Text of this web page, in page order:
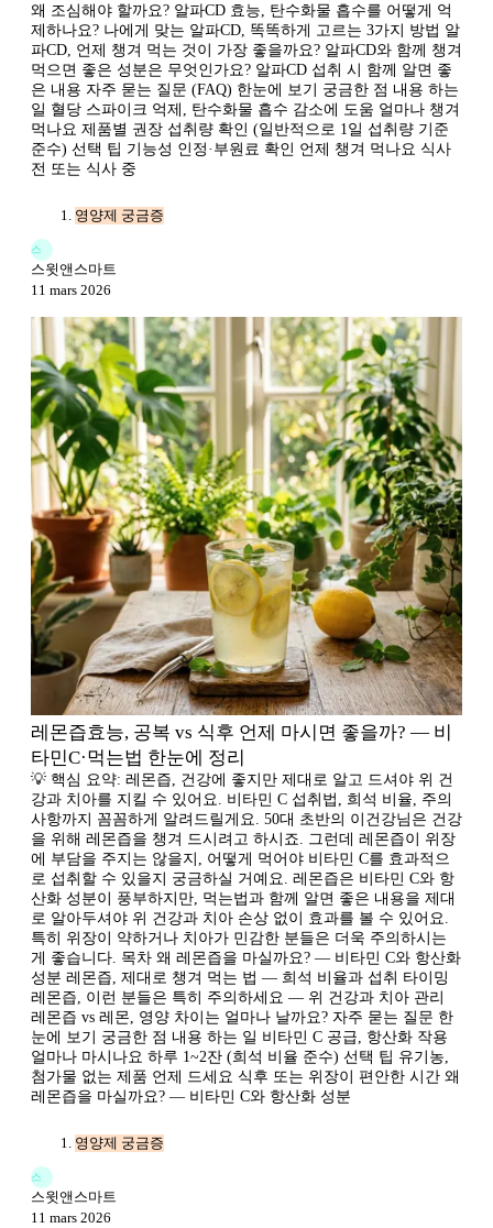
왜 조심해야 할까요? 알파CD 효능, 탄수화물 흡수를 어떻게 억
제하나요? 나에게 맞는 알파CD, 똑똑하게 고르는 3가지 방법 알
파CD, 언제 챙겨 먹는 것이 가장 좋을까요? 알파CD와 함께 챙겨
먹으면 좋은 성분은 무엇인가요? 알파CD 섭취 시 함께 알면 좋
은 내용 자주 묻는 질문 (FAQ) 한눈에 보기 궁금한 점 내용 하는
일 혈당 스파이크 억제, 탄수화물 흡수 감소에 도움 얼마나 챙겨
먹나요 제품별 권장 섭취량 확인 (일반적으로 1일 섭취량 기준
준수) 선택 팁 기능성 인정·부원료 확인 언제 챙겨 먹나요 식사
전 또는 식사 중
영양제 궁금증
스
스윗앤스마트
11 mars 2026
레몬즙효능, 공복 vs 식후 언제 마시면 좋을까? — 비
타민C·먹는법 한눈에 정리
💡 핵심 요약: 레몬즙, 건강에 좋지만 제대로 알고 드셔야 위 건
강과 치아를 지킬 수 있어요. 비타민 C 섭취법, 희석 비율, 주의
사항까지 꼼꼼하게 알려드릴게요. 50대 초반의 이건강님은 건강
을 위해 레몬즙을 챙겨 드시려고 하시죠. 그런데 레몬즙이 위장
에 부담을 주지는 않을지, 어떻게 먹어야 비타민 C를 효과적으
로 섭취할 수 있을지 궁금하실 거예요. 레몬즙은 비타민 C와 항
산화 성분이 풍부하지만, 먹는법과 함께 알면 좋은 내용을 제대
로 알아두셔야 위 건강과 치아 손상 없이 효과를 볼 수 있어요.
특히 위장이 약하거나 치아가 민감한 분들은 더욱 주의하시는
게 좋습니다. 목차 왜 레몬즙을 마실까요? — 비타민 C와 항산화
성분 레몬즙, 제대로 챙겨 먹는 법 — 희석 비율과 섭취 타이밍
레몬즙, 이런 분들은 특히 주의하세요 — 위 건강과 치아 관리
레몬즙 vs 레몬, 영양 차이는 얼마나 날까요? 자주 묻는 질문 한
눈에 보기 궁금한 점 내용 하는 일 비타민 C 공급, 항산화 작용
얼마나 마시나요 하루 1~2잔 (희석 비율 준수) 선택 팁 유기농,
첨가물 없는 제품 언제 드세요 식후 또는 위장이 편안한 시간 왜
레몬즙을 마실까요? — 비타민 C와 항산화 성분
영양제 궁금증
스
스윗앤스마트
11 mars 2026